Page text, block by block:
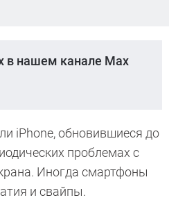
в нашем канале Max
iPhone, обновившиеся до
проблемах с
Иногда смартфоны
и свайпы.